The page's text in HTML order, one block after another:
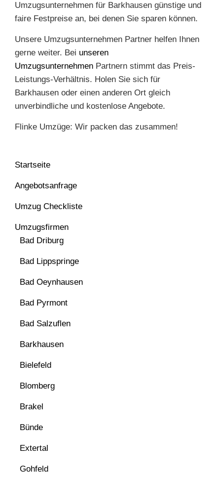
Umzugsunternehmen für Barkhausen günstige und
faire Festpreise an, bei denen Sie sparen können.
Unsere Umzugsunternehmen Partner helfen Ihnen
gerne weiter. Bei unseren
Umzugsunternehmen Partnern stimmt das Preis-
Leistungs-Verhältnis. Holen Sie sich für
Barkhausen oder einen anderen Ort gleich
unverbindliche und kostenlose Angebote.
Flinke Umzüge: Wir packen das zusammen!
Startseite
Angebotsanfrage
Umzug Checkliste
Umzugsfirmen
Bad Driburg
Bad Lippspringe
Bad Oeynhausen
Bad Pyrmont
Bad Salzuflen
Barkhausen
Bielefeld
Blomberg
Brakel
Bünde
Extertal
Gohfeld